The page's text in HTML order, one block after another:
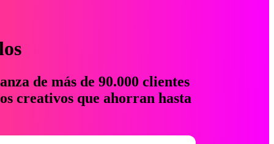
de más de 90.000 clientes
creativos que ahorran hasta